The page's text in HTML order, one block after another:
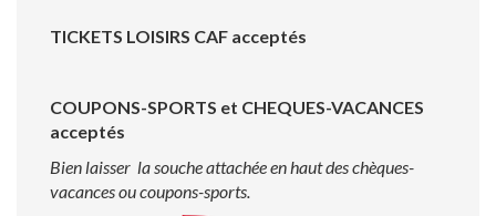
TICKETS LOISIRS CAF acceptés
COUPONS-SPORTS et CHEQUES-VACANCES
acceptés
Bien laisser la souche attachée en haut des chèques-
vacances ou coupons-sports.